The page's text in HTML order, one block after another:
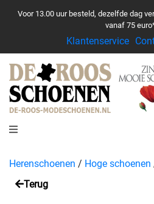
Voor 13.00 uur besteld, dezelfde dag
vanaf 75
Klantenservice
Herenschoenen / Hoge schoenen
Terug